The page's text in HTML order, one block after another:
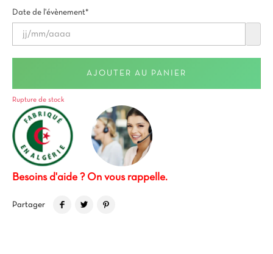
Date de l'évènement*
AJOUTER AU PANIER
Rupture de stock
Besoins d'aide ? On vous rappelle.
Partager